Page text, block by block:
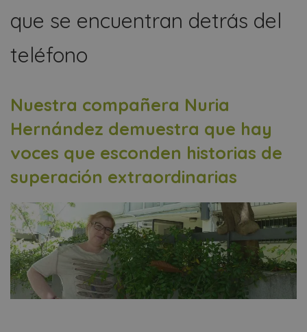
que se encuentran detrás del
teléfono
Nuestra compañera Nuria
Hernández demuestra que hay
voces que esconden historias de
superación extraordinarias